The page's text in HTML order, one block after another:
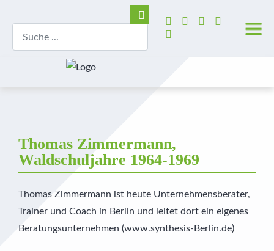
Thomas Zimmermann,
Waldschuljahre 1964-1969
Thomas Zimmermann ist heute Unternehmensberater,
Trainer und Coach in Berlin und leitet dort ein eigenes
Beratungsunternehmen (www.synthesis-Berlin.de)